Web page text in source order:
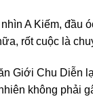
A Kiếm, đầu
rốt cuộc là
Giới Chu Diễn
không phải